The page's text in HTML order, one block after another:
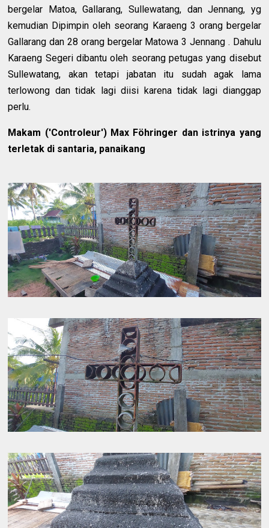
bergelar Matoa, Gallarang, Sullewatang, dan Jennang, yg
kemudian Dipimpin oleh seorang Karaeng 3 orang bergelar
Gallarang dan 28 orang bergelar Matowa 3 Jennang . Dahulu
Karaeng Segeri dibantu oleh seorang petugas yang disebut
Sullewatang, akan tetapi jabatan itu sudah agak lama
terlowong dan tidak lagi diisi karena tidak lagi dianggap
perlu.
Makam ('Controleur') Max Föhringer dan istrinya yang
terletak di santaria, panaikang